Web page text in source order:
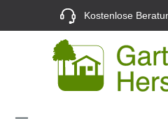
Kostenlose